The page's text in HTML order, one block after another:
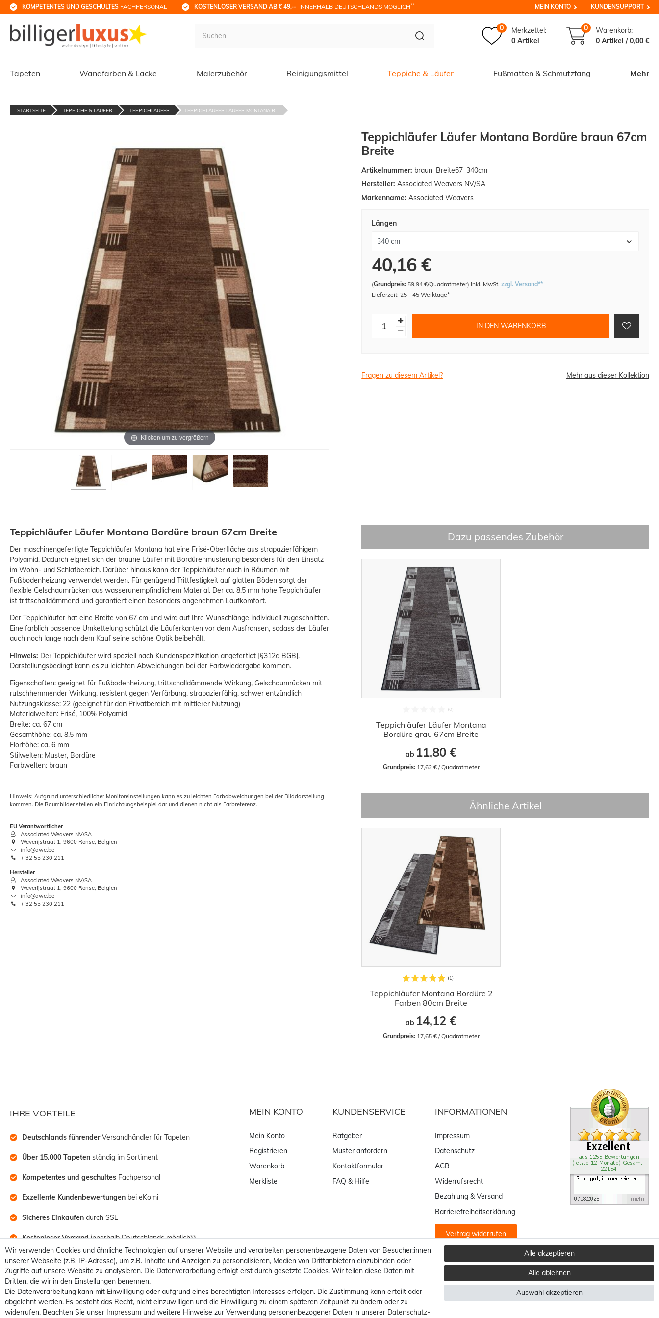
KOMPETENTES UND GESCHULTES FACHPERSONAL KOSTENLOSER VERSAND AB € 49,-- INNERHALB DEUTSCHLANDS MÖGLICH** MEIN KONTO KUNDENSUPPORT
0
Merkzettel:
0 Artikel
0
Warenkorb:
0 Artikel /0,00 €
Tapeten Wandfarben & Lacke Malerzubehör Reinigungsmittel Teppiche & Läufer Fußmatten & Schmutzfang Mehr
STARTSEITE TEPPICHE & LÄUFER TEPPICHLÄUFER TEPPICHLÄUFER LÄUFER MONTANA B...
Klicken um zu vergrößern
Teppichläufer Läufer Montana Bordüre braun 67cm
Breite
Artikelnummer: braun_Breite67_340cm
Hersteller: Associated Weavers NV/SA
Markenname: Associated Weavers
Längen
40,16 €
(Grundpreis: 59,94 €/Quadratmeter)inkl. MwSt.zzgl. Versand**
Lieferzeit: 25 - 45 Werktage*
IN DEN WARENKORB
Fragen zu diesem Artikel? Mehr aus dieser Kollektion
Teppichläufer Läufer Montana Bordüre braun 67cm Breite
Der maschinengefertigte Teppichläufer Montana hat eine Frisé-Oberfläche aus strapazierfähigem
Polyamid. Dadurch eignet sich der braune Läufer mit Bordürenmusterung besonders für den Einsatz
im Wohn- und Schlafbereich. Darüber hinaus kann der Teppichläufer auch in Räumen mit
Fußbodenheizung verwendet werden. Für genügend Trittfestigkeit auf glatten Böden sorgt der
flexible Gelschaumrücken aus wasserunempfindlichem Material. Der ca. 8,5 mm hohe Teppichläufer
ist trittschalldämmend und garantiert einen besonders angenehmen Laufkomfort.
Der Teppichläufer hat eine Breite von 67 cm und wird auf Ihre Wunschlänge individuell zugeschnitten.
Eine farblich passende Umkettelung schützt die Läuferkanten vor dem Ausfransen, sodass der Läufer
auch noch lange nach dem Kauf seine schöne Optik beibehält.
Hinweis: Der Teppichläufer wird speziell nach Kundenspezifikation angefertigt [§312d BGB].
Darstellungsbedingt kann es zu leichten Abweichungen bei der Farbwiedergabe kommen.
Eigenschaften: geeignet für Fußbodenheizung, trittschalldämmende Wirkung, Gelschaumrücken mit
rutschhemmender Wirkung, resistent gegen Verfärbung, strapazierfähig, schwer entzündlich
Nutzungsklasse: 22 (geeignet für den Privatbereich mit mittlerer Nutzung)
Materialwelten: Frisé, 100% Polyamid
Breite: ca. 67 cm
Gesamthöhe: ca. 8,5 mm
Florhöhe: ca. 6 mm
Stilwelten: Muster, Bordüre
Farbwelten: braun
Hinweis: Aufgrund unterschiedlicher Monitoreinstellungen kann es zu leichten Farbabweichungen bei der Bilddarstellung
kommen. Die Raumbilder stellen ein Einrichtungsbeispiel dar und dienen nicht als Farbreferenz.
EU Verantwortlicher
Associated Weavers NV/SA
Weverijstraat 1, 9600 Ronse, Belgien
info@awe.be
+ 32 55 230 211
Hersteller
Associated Weavers NV/SA
Weverijstraat 1, 9600 Ronse, Belgien
info@awe.be
+ 32 55 230 211
Dazu passendes Zubehör
Teppichläufer Läufer Montana
Bordüre grau 67cm Breite
ab 11,80 €
Grundpreis: 17,62 € / Quadratmeter
Ähnliche Artikel
Teppichläufer Montana Bordüre 2
Farben 80cm Breite
ab 14,12 €
Grundpreis: 17,65 € / Quadratmeter
IHRE VORTEILE
Deutschlands führender Versandhändler für Tapeten
Über 15.000 Tapeten ständig im Sortiment
Kompetentes und geschultes Fachpersonal
Exzellente Kundenbewertungen bei eKomi
Sicheres Einkaufen durch SSL
Kostenloser Versand innerhalb Deutschlands möglich**
MEIN KONTO
Mein Konto
Registrieren
Warenkorb
Merkliste
KUNDENSERVICE
Ratgeber
Muster anfordern
Kontaktformular
FAQ & Hilfe
INFORMATIONEN
Impressum
Datenschutz
AGB
Widerrufsrecht
Bezahlung & Versand
Barrierefreiheitserklärung
Vertrag widerrufen
Wir verwenden Cookies und ähnliche Technologien auf unserer Website und verarbeiten personenbezogene Daten von Besucher:innen
unserer Webseite (z.B. IP-Adresse), um z.B. Inhalte und Anzeigen zu personalisieren, Medien von Drittanbietern einzubinden oder
Zugriffe auf unsere Website zu analysieren. Die Datenverarbeitung erfolgt erst durch gesetzte Cookies. Wir teilen diese Daten mit
Dritten, die wir in den Einstellungen benennen.
Die Datenverarbeitung kann mit Einwilligung oder aufgrund eines berechtigten Interesses erfolgen. Die Zustimmung kann erteilt oder
abgelehnt werden. Es besteht das Recht, nicht einzuwilligen und die Einwilligung zu einem späteren Zeitpunkt zu ändern oder zu
widerrufen. Beachten Sie unser Impressum und weitere Hinweise zur Verwendung personenbezogener Daten in unserer Daten­schutz­
Alle akzeptieren
Alle ablehnen
Auswahl akzeptieren